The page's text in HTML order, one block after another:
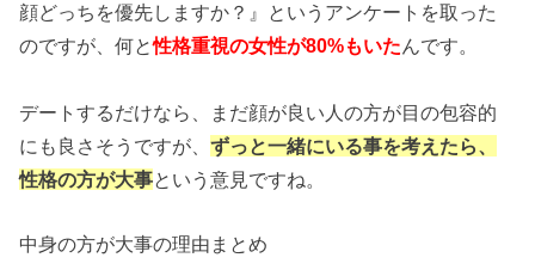
顔どっちを優先しますか？』というアンケートを取った
のですが、何と性格重視の女性が80%もいたんです。
デートするだけなら、まだ顔が良い人の方が目の包容的
にも良さそうですが、ずっと一緒にいる事を考えたら、
性格の方が大事という意見ですね。
中身の方が大事の理由まとめ